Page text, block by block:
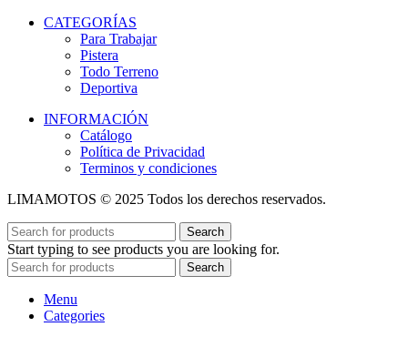
CATEGORÍAS
Para Trabajar
Pistera
Todo Terreno
Deportiva
INFORMACIÓN
Catálogo
Política de Privacidad
Terminos y condiciones
LIMAMOTOS © 2025 Todos los derechos reservados.
Search
Start typing to see products you are looking for.
Search
Menu
Categories